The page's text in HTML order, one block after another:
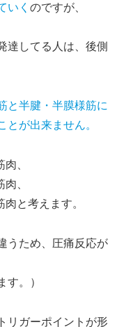
いく のですが、
達してる人は、後側
と半腱・半膜様筋に
とが出来ません。
肉、
肉、
肉と考えます。
うため、圧痛反応が
す。）
リガーポイントが形